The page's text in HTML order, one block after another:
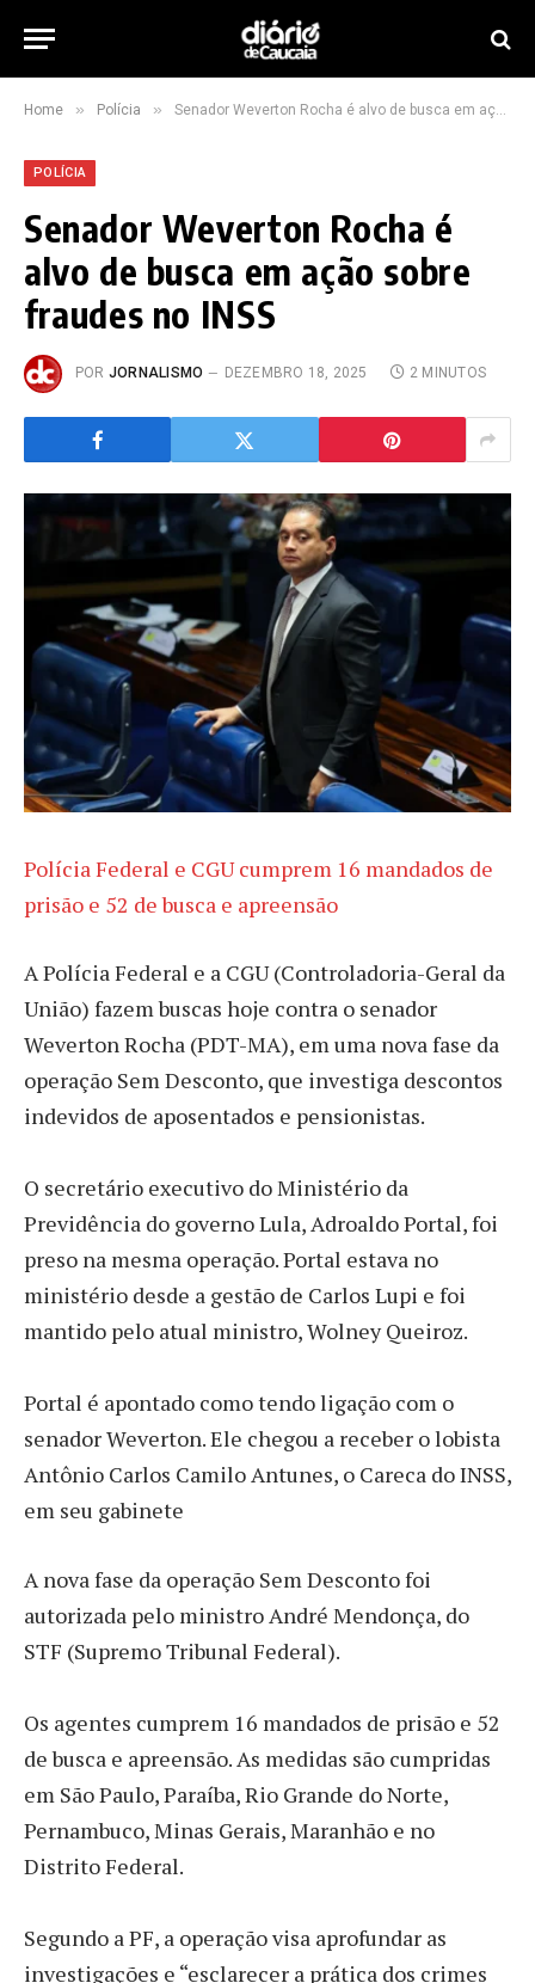
Home » Polícia » Senador Weverton Rocha é alvo de busca em ação sobre fraudes no INSS
POLÍCIA
Senador Weverton Rocha é
alvo de busca em ação sobre
fraudes no INSS
POR JORNALISMO DEZEMBRO 18, 2025 2 MINUTOS
Polícia Federal e CGU cumprem 16 mandados de
prisão e 52 de busca e apreensão
A Polícia Federal e a CGU (Controladoria-Geral da
União) fazem buscas hoje contra o senador
Weverton Rocha (PDT-MA), em uma nova fase da
operação Sem Desconto, que investiga descontos
indevidos de aposentados e pensionistas.
O secretário executivo do Ministério da
Previdência do governo Lula, Adroaldo Portal, foi
preso na mesma operação. Portal estava no
ministério desde a gestão de Carlos Lupi e foi
mantido pelo atual ministro, Wolney Queiroz.
Portal é apontado como tendo ligação com o
senador Weverton. Ele chegou a receber o lobista
Antônio Carlos Camilo Antunes, o Careca do INSS,
em seu gabinete
A nova fase da operação Sem Desconto foi
autorizada pelo ministro André Mendonça, do
STF (Supremo Tribunal Federal).
Os agentes cumprem 16 mandados de prisão e 52
de busca e apreensão. As medidas são cumpridas
em São Paulo, Paraíba, Rio Grande do Norte,
Pernambuco, Minas Gerais, Maranhão e no
Distrito Federal.
Segundo a PF, a operação visa aprofundar as
investigações e “esclarecer a prática dos crimes